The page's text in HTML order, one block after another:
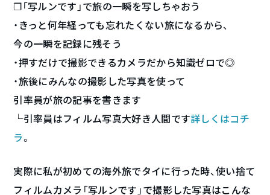
❐「写ルンです」で旅の一瞬を写しちゃおう
・きっと何年経っても忘れたくない旅になるから、
今の一瞬を記録に残そう
・押すだけで撮影できるカメラだから知識ゼロで◎
・旅後にみんなの撮影した写真を使って
引率員が旅の記事を書きます
└引率員はフィルム写真大好き人間です詳しくはコチ
ラ。
実際に私が初めての海外旅でタイに行った時、使い捨て
フィルムカメラ「写ルンです」で撮影した写真はこんな